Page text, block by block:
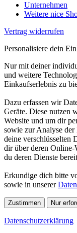
Unternehmen
Weitere nice
Vertrag widerrufen
Personalisiere dein
Nur mit deiner
und weitere
Einkaufserlebnis zu
Dazu erfassen wir
Geräte. Diese nutzen
Website und um dir
sowie zur Analyse
deine verschlüsselten
dir über deren Online-
du deren Dienste
Erkundige dich bitte
sowie in unserer
Zustimmen Nur
Datenschutzerklärung